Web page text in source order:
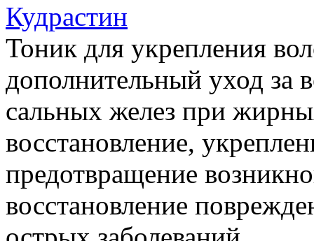
Кудрастин
Тоник для укрепления
дополнительный уход за
сальных желез при
восстановление,
предотвращение
восстановление